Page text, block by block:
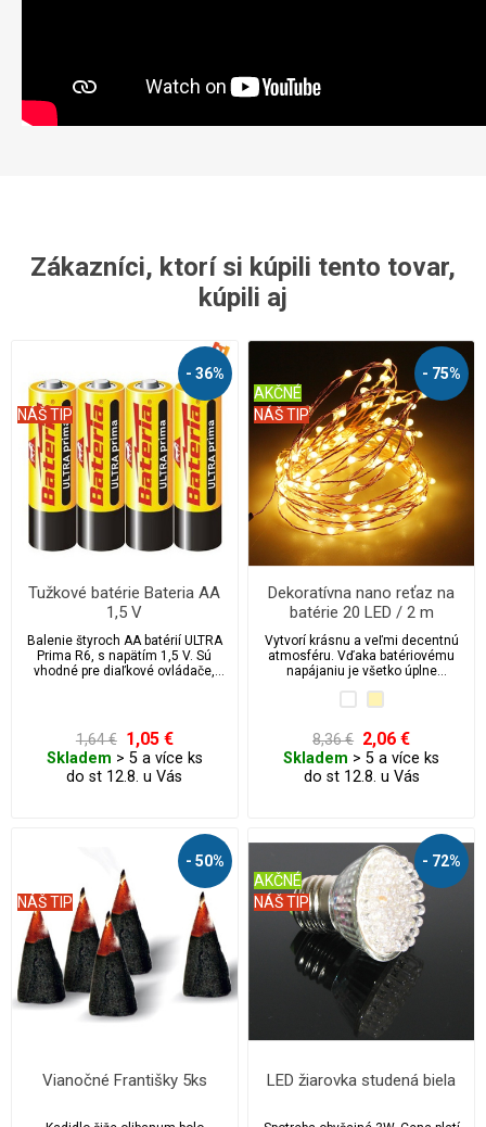
Zákazníci, ktorí si kúpili tento tovar,
kúpili aj
- 36%
NÁŠ TIP
Tužkové batérie Bateria AA
1,5 V
Balenie štyroch AA batérií ULTRA
Prima R6, s napätím 1,5 V. Sú
vhodné pre diaľkové ovládače,
1,64 € 1,05 €
Skladem > 5 a více ks
do st 12.8. u Vás
- 75%
NÁŠ TIP
AKČNÉ
Dekoratívna nano reťaz na
batérie 20 LED / 2 m
Vytvorí krásnu a veľmi decentnú
atmosféru. Vďaka batériovému
napájaniu je všetko úplne
8,36 € 2,06 €
Skladem > 5 a více ks
do st 12.8. u Vás
- 50%
NÁŠ TIP
Vianočné Františky 5ks
- 72%
NÁŠ TIP
AKČNÉ
LED žiarovka studená biela